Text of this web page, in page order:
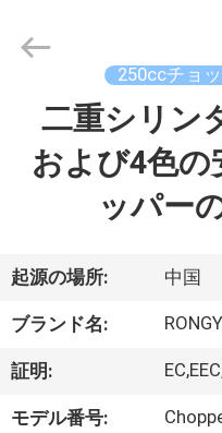
ダ
ク
ト
Shanghai
Rongyao
250ccチョ
二重シリン
および4色の
ッパー
起源の場所: 中国
ブランド名:
証明:
モデル番号: